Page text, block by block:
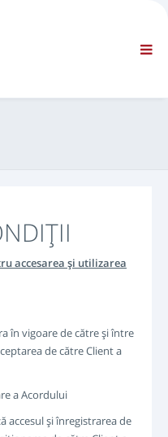
de salvare
accesarea şi utilizarea
în vigoare de către şi între
de către Client a
a Acordului
accesul şi înregistrarea de